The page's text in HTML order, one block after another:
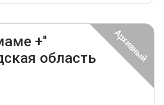
+''
область